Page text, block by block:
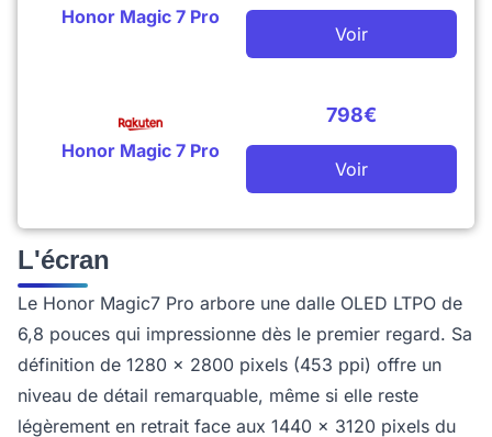
Honor Magic 7 Pro
Voir
Honor Magic 7 Pro
798€
Voir
L'écran
Le Honor Magic7 Pro arbore une dalle OLED LTPO de
6,8 pouces qui impressionne dès le premier regard. Sa
définition de 1280 x 2800 pixels (453 ppi) offre un
niveau de détail remarquable, même si elle reste
légèrement en retrait face aux 1440 x 3120 pixels du